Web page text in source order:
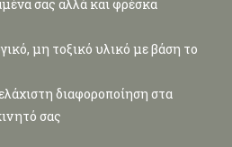
σας αλλά και φρέσκα
μη τοξικό υλικό με βάση το
διαφοροποίηση στα
σας